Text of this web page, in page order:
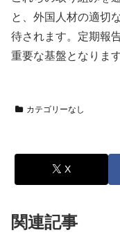
と、外国人材の適切
待されます。定期報
重要な基盤となります
カテゴリーなし
X
関連記事